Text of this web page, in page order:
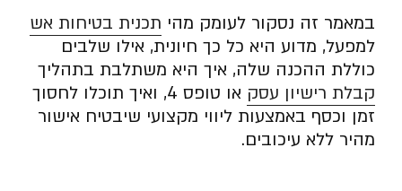
במאמר זה נסקור לעומק מהי תכנית בטיחות אש
למפעל, מדוע היא כל כך חיונית, אילו שלבים
כוללת ההכנה שלה, איך היא משתלבת בתהליך
קבלת רישיון עסק
או טופס 4, ואיך תוכלו לחסוך
זמן וכסף באמצעות ליווי מקצועי שיבטיח אישור
מהיר ללא עיכובים.